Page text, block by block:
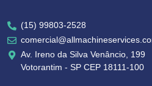
(15) 99803-2528
Av. Ireno da Silva Venâncio, 199
Votorantim - SP CEP 18111-100